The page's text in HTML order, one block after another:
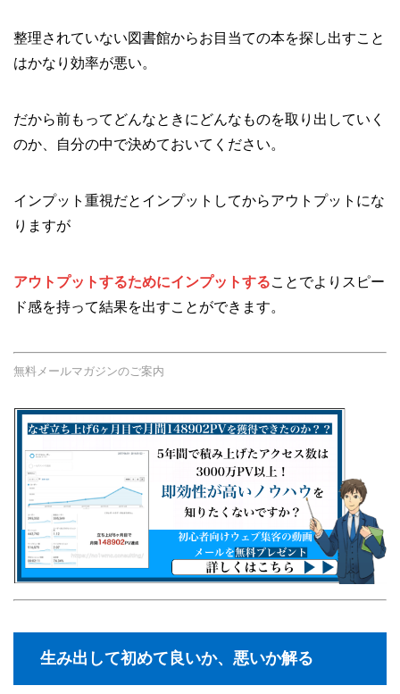
整理されていない図書館からお目当ての本を探し出すこと
はかなり効率が悪い。
だから前もってどんなときにどんなものを取り出していく
のか、自分の中で決めておいてください。
インプット重視だとインプットしてからアウトプットにな
りますが
アウトプットするためにインプットすることでよりスピー
ド感を持って結果を出すことができます。
無料メールマガジンのご案内
生み出して初めて良いか、悪いか解る